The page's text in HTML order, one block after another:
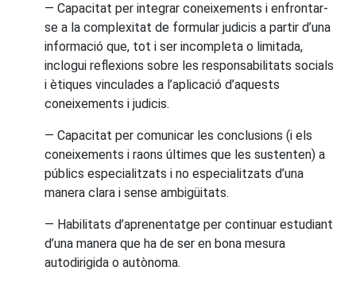
— Capacitat per integrar coneixements i enfrontar-
se a la complexitat de formular judicis a partir d’una
informació que, tot i ser incompleta o limitada,
inclogui reflexions sobre les responsabilitats socials
i ètiques vinculades a l’aplicació d’aquests
coneixements i judicis.
— Capacitat per comunicar les conclusions (i els
coneixements i raons últimes que les sustenten) a
públics especialitzats i no especialitzats d’una
manera clara i sense ambigüitats.
— Habilitats d’aprenentatge per continuar estudiant
d’una manera que ha de ser en bona mesura
autodirigida o autònoma.